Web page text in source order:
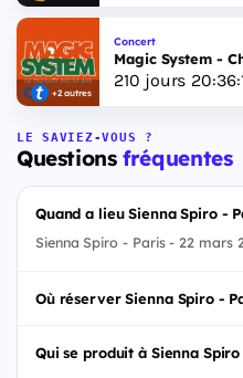
+2 autres
Concert
Magic System -
210 jours 20:36:
LE SAVIEZ-VOUS ?
Questionsfréquentes
Quand a lieu Sienna Spiro -
Sienna Spiro - Paris - 22 mars
Où réserver Sienna Spiro -
Qui se produit à Sienna